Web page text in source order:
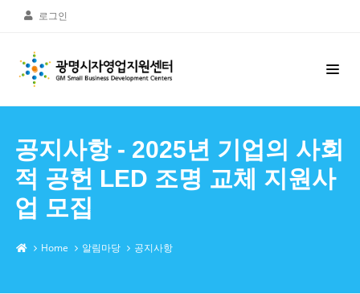
로그인
공지사항 - 2025년 기업의 사회
적 공헌 LED 조명 교체 지원사
업 모집
Home 알림마당 공지사항